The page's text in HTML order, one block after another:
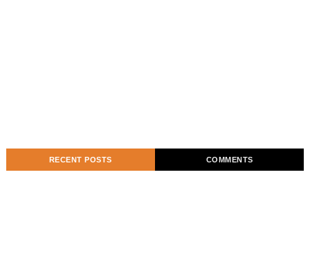
RECENT POSTS COMMENTS